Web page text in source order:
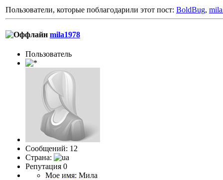
Пользователи, которые поблагодарили этот пост: BoldBug,
mila1978
Пользоватeль
Сообщений: 12
Страна:
Репутация 0
Мое имя: Мила